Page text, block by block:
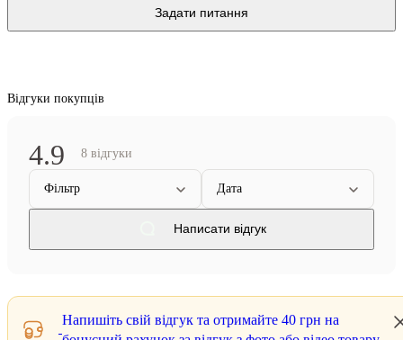
Задати питання
Відгуки покупців
4.9 8 відгуки
Фільтр Дата
Написати відгук
Напишіть свій відгук та отримайте 40 грн на